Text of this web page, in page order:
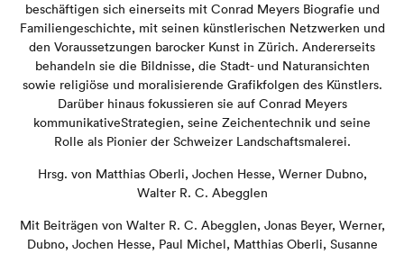
beschäftigen sich einerseits mit Conrad Meyers Biografie und
Familiengeschichte, mit seinen künstlerischen Netzwerken und
den Voraussetzungen barocker Kunst in Zürich. Andererseits
behandeln sie die Bildnisse, die Stadt- und Naturansichten
sowie religiöse und moralisierende Grafikfolgen des Künstlers.
Darüber hinaus fokussieren sie auf Conrad Meyers
kommunikativeStrategien, seine Zeichentechnik und seine
Rolle als Pionier der Schweizer Landschaftsmalerei.
Hrsg. von Matthias Oberli, Jochen Hesse, Werner Dubno,
Walter R. C. Abegglen
Mit Beiträgen von Walter R. C. Abegglen, Jonas Beyer, Werner,
Dubno, Jochen Hesse, Paul Michel, Matthias Oberli, Susanne